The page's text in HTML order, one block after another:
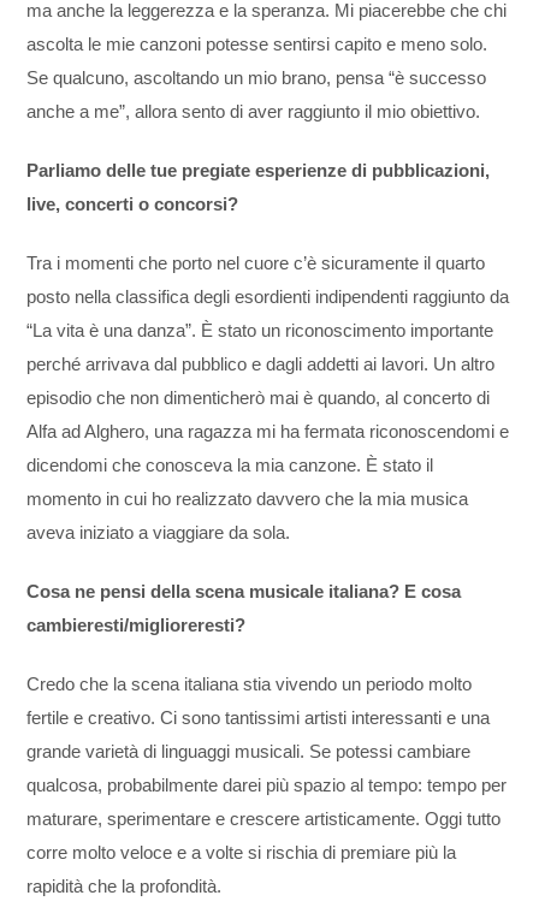
ma anche la leggerezza e la speranza. Mi piacerebbe che chi
ascolta le mie canzoni potesse sentirsi capito e meno solo.
Se qualcuno, ascoltando un mio brano, pensa “è successo
anche a me”, allora sento di aver raggiunto il mio obiettivo.
Parliamo delle tue pregiate esperienze di pubblicazioni,
live, concerti o concorsi?
Tra i momenti che porto nel cuore c’è sicuramente il quarto
posto nella classifica degli esordienti indipendenti raggiunto da
“La vita è una danza”. È stato un riconoscimento importante
perché arrivava dal pubblico e dagli addetti ai lavori. Un altro
episodio che non dimenticherò mai è quando, al concerto di
Alfa ad Alghero, una ragazza mi ha fermata riconoscendomi e
dicendomi che conosceva la mia canzone. È stato il
momento in cui ho realizzato davvero che la mia musica
aveva iniziato a viaggiare da sola.
Cosa ne pensi della scena musicale italiana? E cosa
cambieresti/miglioreresti?
Credo che la scena italiana stia vivendo un periodo molto
fertile e creativo. Ci sono tantissimi artisti interessanti e una
grande varietà di linguaggi musicali. Se potessi cambiare
qualcosa, probabilmente darei più spazio al tempo: tempo per
maturare, sperimentare e crescere artisticamente. Oggi tutto
corre molto veloce e a volte si rischia di premiare più la
rapidità che la profondità.